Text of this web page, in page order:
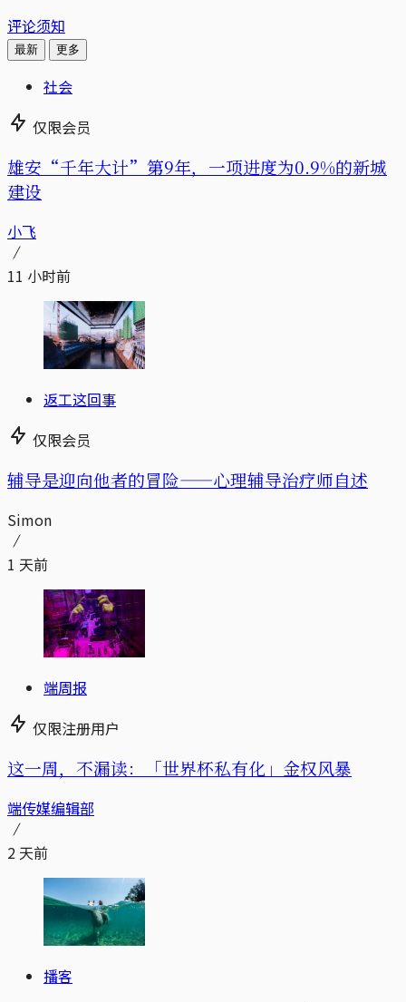
评论须知
最新 更多
社会
仅限会员
雄安“千年大计”第9年，一项进度为0.9%的新城
建设
小飞
11 小时前
返工这回事
仅限会员
辅导是迎向他者的冒险——心理辅导治疗师自述
Simon
1 天前
端周报
仅限注册用户
这一周，不漏读：「世界杯私有化」金权风暴
端传媒编辑部
2 天前
播客